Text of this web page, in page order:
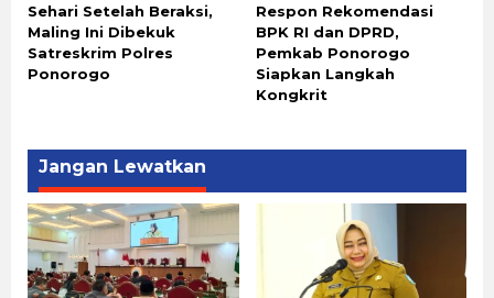
Sehari Setelah Beraksi,
Maling Ini Dibekuk
Satreskrim Polres
Ponorogo
Respon Rekomendasi
BPK RI dan DPRD,
Pemkab Ponorogo
Siapkan Langkah
Kongkrit
Jangan Lewatkan